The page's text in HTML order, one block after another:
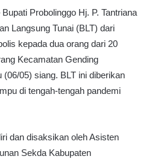
Bupati Probolinggo Hj. P. Tantriana
Langsung Tunai (BLT) dari
kepada dua orang dari 20
Kecamatan Gending
05) siang. BLT ini diberikan
di tengah-tengah pandemi
dan disaksikan oleh Asisten
Sekda Kabupaten